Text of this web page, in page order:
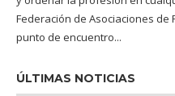
Federación de Asociaciones de
punto de encuentro...
ÚLTIMAS NOTICIAS